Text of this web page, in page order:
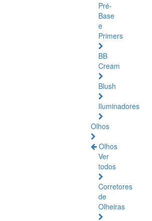
Pré-
Base
e
Primers
BB
Cream
Blush
Iluminadores
Olhos
Olhos
Ver
todos
Corretores
de
Olheiras